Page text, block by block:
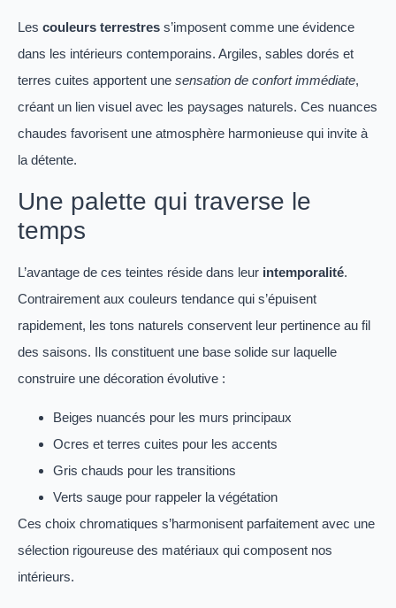
Les couleurs terrestres s’imposent comme une évidence
dans les intérieurs contemporains. Argiles, sables dorés et
terres cuites apportent une sensation de confort immédiate,
créant un lien visuel avec les paysages naturels. Ces nuances
chaudes favorisent une atmosphère harmonieuse qui invite à
la détente.
Une palette qui traverse le
temps
L’avantage de ces teintes réside dans leur intemporalité.
Contrairement aux couleurs tendance qui s’épuisent
rapidement, les tons naturels conservent leur pertinence au fil
des saisons. Ils constituent une base solide sur laquelle
construire une décoration évolutive :
Beiges nuancés pour les murs principaux
Ocres et terres cuites pour les accents
Gris chauds pour les transitions
Verts sauge pour rappeler la végétation
Ces choix chromatiques s’harmonisent parfaitement avec une
sélection rigoureuse des matériaux qui composent nos
intérieurs.